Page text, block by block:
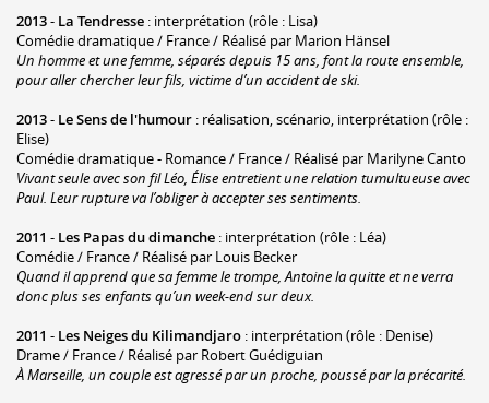
2013- La Tendresse : interprétation (rôle : Lisa)
Comédie dramatique / France / Réalisé par Marion Hänsel
Un homme et une femme, séparés depuis 15 ans, font la route ensemble,
pour aller chercher leur fils, victime d’un accident de ski.
2013- Le Sens de l'humour : réalisation, scénario, interprétation (rôle :
Elise)
Comédie dramatique - Romance / France / Réalisé par Marilyne Canto
Vivant seule avec son fil Léo, Élise entretient une relation tumultueuse avec
Paul. Leur rupture va l’obliger à accepter ses sentiments.
2011 - Les Papas du dimanche : interprétation (rôle : Léa)
Comédie / France / Réalisé par Louis Becker
Quand il apprend que sa femme le trompe, Antoine la quitte et ne verra
donc plus ses enfants qu’un week-end sur deux.
2011 - Les Neiges du Kilimandjaro : interprétation (rôle : Denise)
Drame / France / Réalisé par Robert Guédiguian
À Marseille, un couple est agressé par un proche, poussé par la précarité.